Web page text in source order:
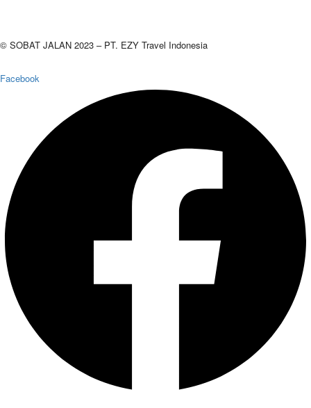
© SOBAT JALAN 2023 – PT. EZY Travel Indonesia
Facebook